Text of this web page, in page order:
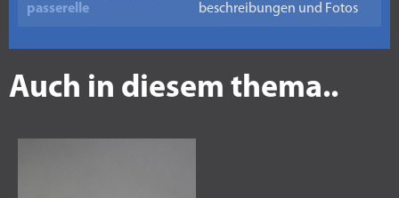
passerelle
beschreibungen und Fotos
Auch in diesem thema..